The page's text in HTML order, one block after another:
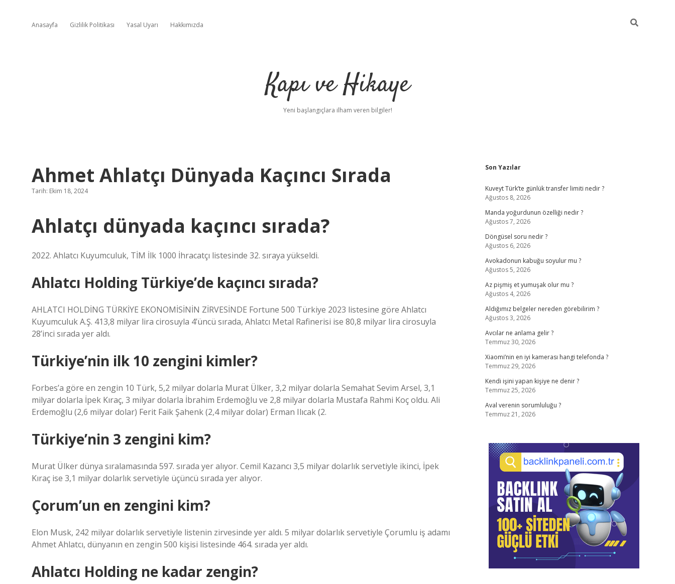
Anasayfa Gizlilik Politikası Yasal Uyarı Hakkımızda
Kapı ve Hikaye
Yeni başlangıçlara ilham veren bilgiler!
Ahmet Ahlatçı Dünyada Kaçıncı Sırada
Tarih: Ekim 18, 2024
Ahlatçı dünyada kaçıncı sırada?
2022. Ahlatcı Kuyumculuk, TİM İlk 1000 İhracatçı listesinde 32. sıraya yükseldi.
Ahlatcı Holding Türkiye’de kaçıncı sırada?
AHLATCI HOLDİNG TÜRKİYE EKONOMİSİNİN ZİRVESİNDE Fortune 500 Türkiye 2023 listesine göre Ahlatcı
Kuyumculuk A.Ş. 413,8 milyar lira cirosuyla 4’üncü sırada, Ahlatcı Metal Rafinerisi ise 80,8 milyar lira cirosuyla
28’inci sırada yer aldı.
Türkiye’nin ilk 10 zengini kimler?
Forbes’a göre en zengin 10 Türk, 5,2 milyar dolarla Murat Ülker, 3,2 milyar dolarla Semahat Sevim Arsel, 3,1
milyar dolarla İpek Kıraç, 3 milyar dolarla İbrahim Erdemoğlu ve 2,8 milyar dolarla Mustafa Rahmi Koç oldu. Ali
Erdemoğlu (2,6 milyar dolar) Ferit Faik Şahenk (2,4 milyar dolar) Erman Ilıcak (2.
Türkiye’nin 3 zengini kim?
Murat Ülker dünya sıralamasında 597. sırada yer alıyor. Cemil Kazancı 3,5 milyar dolarlık servetiyle ikinci, İpek
Kıraç ise 3,1 milyar dolarlık servetiyle üçüncü sırada yer alıyor.
Çorum’un en zengini kim?
Elon Musk, 242 milyar dolarlık servetiyle listenin zirvesinde yer aldı. 5 milyar dolarlık servetiyle Çorumlu iş adamı
Ahmet Ahlatcı, dünyanın en zengin 500 kişisi listesinde 464. sırada yer aldı.
Ahlatcı Holding ne kadar zengin?
Sidebar
Son Yazılar
Kuveyt Türk’te günlük transfer limiti nedir ?
Ağustos 8, 2026
Manda yoğurdunun özelliği nedir ?
Ağustos 7, 2026
Döngüsel soru nedir ?
Ağustos 6, 2026
Avokadonun kabuğu soyulur mu ?
Ağustos 5, 2026
Az pişmiş et yumuşak olur mu ?
Ağustos 4, 2026
Aldığımız belgeler nereden görebilirim ?
Ağustos 3, 2026
Avcılar ne anlama gelir ?
Temmuz 30, 2026
Xiaomi’nin en iyi kamerası hangi telefonda ?
Temmuz 29, 2026
Kendi işini yapan kişiye ne denir ?
Temmuz 25, 2026
Aval verenin sorumluluğu ?
Temmuz 21, 2026